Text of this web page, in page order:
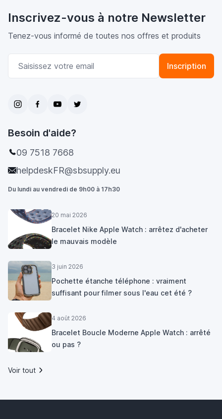
Inscrivez-vous à notre Newsletter
Tenez-vous informé de toutes nos offres et produits
Adresse email
Inscription
Besoin d'aide?
09 7518 7668
helpdeskFR@sbsupply.eu
Du lundi au vendredi de 9h00 à 17h30
20 mai 2026
Bracelet Nike Apple Watch : arrêtez d'acheter
le mauvais modèle
3 juin 2026
Pochette étanche téléphone : vraiment
suffisant pour filmer sous l'eau cet été ?
4 août 2026
Bracelet Boucle Moderne Apple Watch : arrêté
ou pas ?
Voir tout